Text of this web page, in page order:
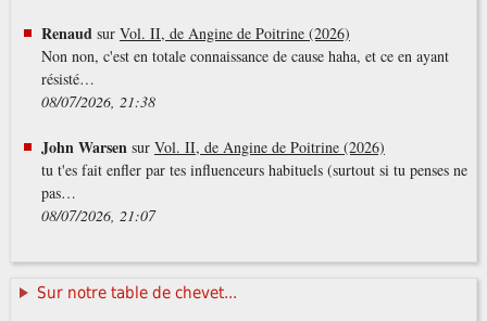
Renaudsur Vol. II, de Angine de Poitrine (2026)
Non non, c'est en totale connaissance de cause haha, et ce en ayant
résisté…
08/07/2026, 21:38
John Warsensur Vol. II, de Angine de Poitrine (2026)
tu t'es fait enfler par tes influenceurs habituels (surtout si tu penses ne
pas…
08/07/2026, 21:07
Sur notre table de chevet...